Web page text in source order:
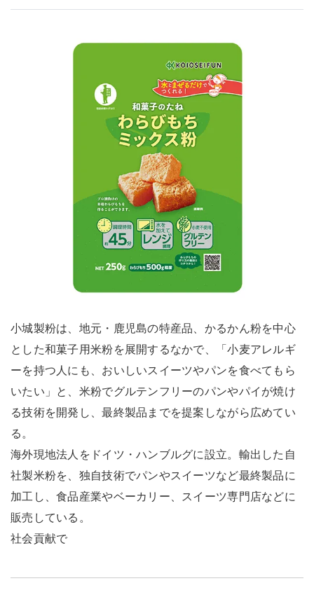
小城製粉は、地元・鹿児島の特産品、かるかん粉を中心
とした和菓子用米粉を展開するなかで、「小麦アレルギ
ーを持つ人にも、おいしいスイーツやパンを食べてもら
いたい」と、米粉でグルテンフリーのパンやパイが焼け
る技術を開発し、最終製品までを提案しながら広めてい
る。
海外現地法人をドイツ・ハンブルグに設立。輸出した自
社製米粉を、独自技術でパンやスイーツなど最終製品に
加工し、食品産業やベーカリー、スイーツ専門店などに
販売している。
社会貢献で